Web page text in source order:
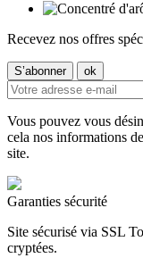
Recevez nos offres
Vous pouvez vous
cela nos informations
site.
Garanties sécurité
Site sécurisé via SSL
cryptées.